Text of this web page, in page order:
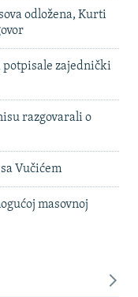
odložena, Kurti
zajednički
razgovarali o
Vučićem
masovnoj